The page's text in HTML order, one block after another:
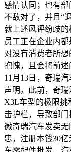
感情认同；也有
不敌对了，并且“
就上述风评纷歧的
员工正在企业内
对没有消费者所
抱愧，且会将前述
11月13日，奇瑞
声明。此前，奇
X3L车型的极限挑
击护栏，导致部
徽奇瑞汽车发卖无
忠，注册本钱30